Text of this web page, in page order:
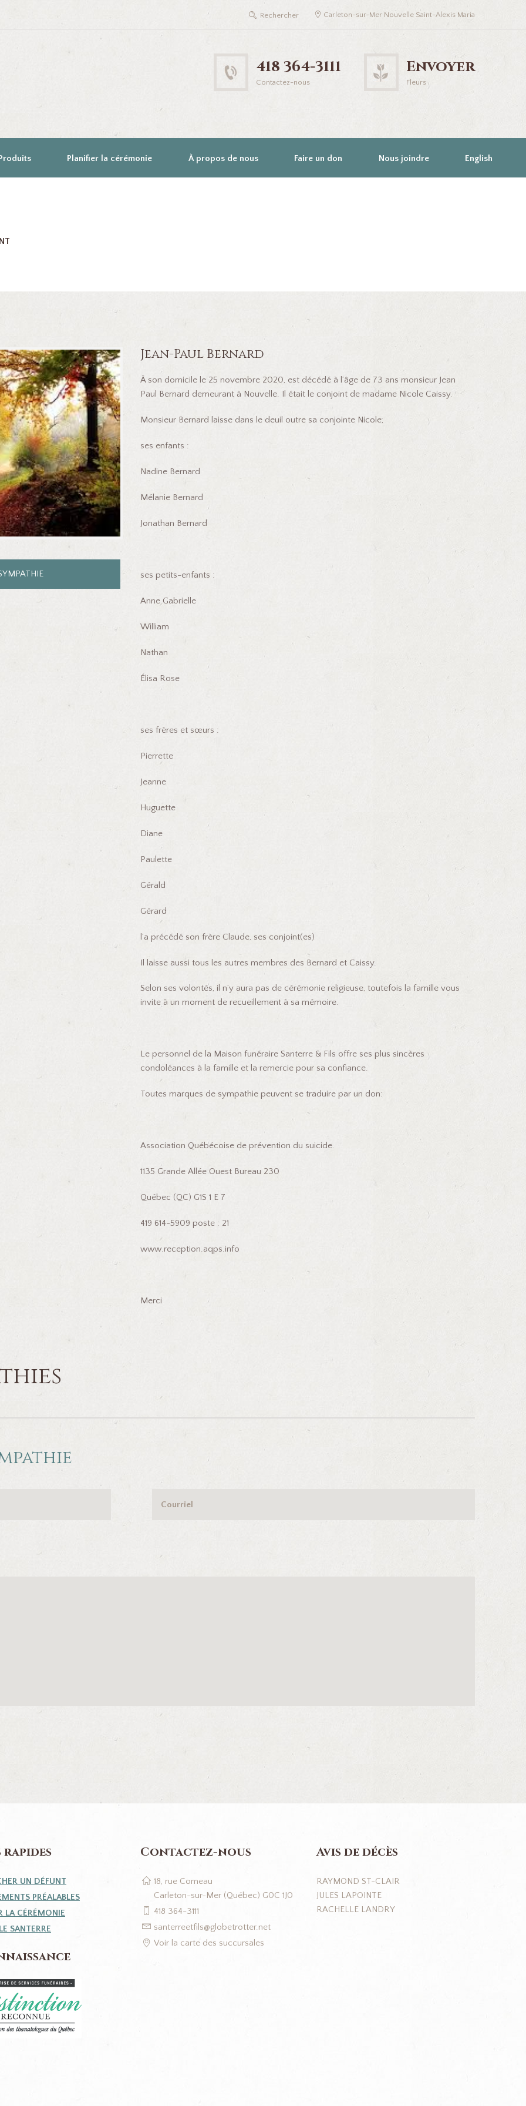
Carleton-sur-Mer Nouvelle Saint-Alexis Maria
418 364-3111
Contactez-nous
Envoyer
Fleurs
Planifier la cérémonie À propos de nous Faire un don Nous joindre English
Jean-Paul Bernard
À son domicile le 25 novembre 2020, est décédé à l’âge de 73 ans monsieur Jean
Paul Bernard demeurant à Nouvelle. Il était le conjoint de madame Nicole Caissy.
Monsieur Bernard laisse dans le deuil outre sa conjointe Nicole;
ses enfants :
Nadine Bernard
Mélanie Bernard
Jonathan Bernard
ses petits-enfants :
Anne Gabrielle
William
Nathan
Élisa Rose
ses frères et sœurs :
Pierrette
Jeanne
Huguette
Diane
Paulette
Gérald
Gérard
l’a précédé son frère Claude, ses conjoint(es)
Il laisse aussi tous les autres membres des Bernard et Caissy.
Selon ses volontés, il n’y aura pas de cérémonie religieuse, toutefois la famille vous
invite à un moment de recueillement à sa mémoire.
Le personnel de la Maison funéraire Santerre & Fils offre ses plus sincères
condoléances à la famille et la remercie pour sa confiance.
Toutes marques de sympathie peuvent se traduire par un don:
Association Québécoise de prévention du suicide.
1135 Grande Allée Ouest Bureau 230
Québec (QC) G1S 1 E 7
419 614-5909 poste : 21
www.reception.aqps.info
Merci
rapides
UN DÉFUNT
PRÉALABLES
LA CÉRÉMONIE
SANTERRE
Contactez-nous
18, rue Comeau
Carleton-sur-Mer (Québec) G0C 1J0
418 364-3111
santerreetfils@globetrotter.net
Voir la carte des succursales
Avis de décès
RAYMOND ST-CLAIR
JULES LAPOINTE
RACHELLE LANDRY